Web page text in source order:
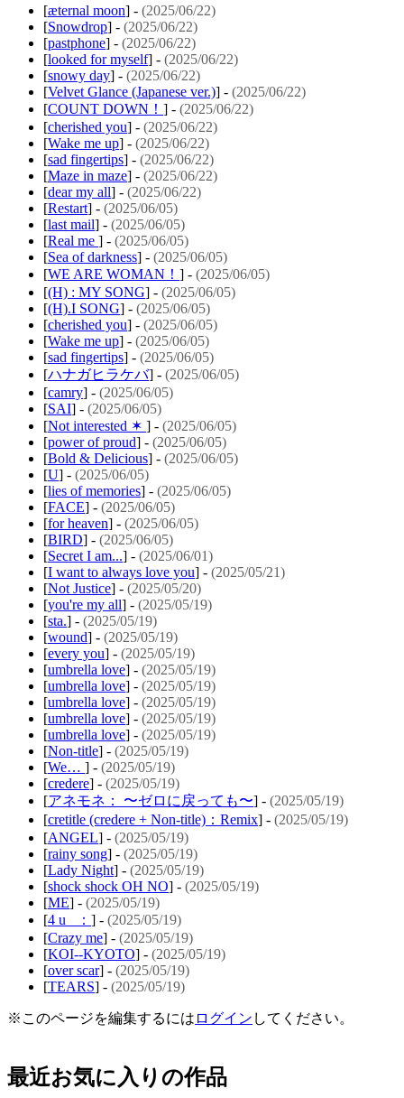
[æternal moon] - (2025/06/22)
[Snowdrop] - (2025/06/22)
[pastphone] - (2025/06/22)
[looked for myself] - (2025/06/22)
[snowy day] - (2025/06/22)
[Velvet Glance (Japanese ver.)] - (2025/06/22)
[COUNT DOWN！ ] - (2025/06/22)
[cherished you] - (2025/06/22)
[Wake me up] - (2025/06/22)
[sad fingertips] - (2025/06/22)
[Maze in maze] - (2025/06/22)
[dear my all] - (2025/06/22)
[Restart] - (2025/06/05)
[last mail] - (2025/06/05)
[Real me ] - (2025/06/05)
[Sea of darkness] - (2025/06/05)
[WE ARE WOMAN！ ] - (2025/06/05)
[(H) : MY SONG] - (2025/06/05)
[(H).I SONG] - (2025/06/05)
[cherished you] - (2025/06/05)
[Wake me up] - (2025/06/05)
[sad fingertips] - (2025/06/05)
[ハナガヒラケバ] - (2025/06/05)
[camry] - (2025/06/05)
[SAI] - (2025/06/05)
[Not interested ✶ ] - (2025/06/05)
[power of proud] - (2025/06/05)
[Bold & Delicious] - (2025/06/05)
[U] - (2025/06/05)
[lies of memories] - (2025/06/05)
[FACE] - (2025/06/05)
[for heaven] - (2025/06/05)
[BIRD] - (2025/06/05)
[Secret I am...] - (2025/06/01)
[I want to always love you] - (2025/05/21)
[Not Justice] - (2025/05/20)
[you're my all] - (2025/05/19)
[sta.] - (2025/05/19)
[wound] - (2025/05/19)
[every you] - (2025/05/19)
[umbrella love] - (2025/05/19)
[umbrella love] - (2025/05/19)
[umbrella love] - (2025/05/19)
[umbrella love] - (2025/05/19)
[umbrella love] - (2025/05/19)
[Non-title] - (2025/05/19)
[We… ] - (2025/05/19)
[credere] - (2025/05/19)
[アネモネ： 〜ゼロに戻っても〜] - (2025/05/19)
[cretitle (credere + Non-title)：Remix] - (2025/05/19)
[ANGEL] - (2025/05/19)
[rainy song] - (2025/05/19)
[Lady Night] - (2025/05/19)
[shock shock OH NO] - (2025/05/19)
[ME] - (2025/05/19)
[4 u _： ] - (2025/05/19)
[Crazy me] - (2025/05/19)
[KOI--KYOTO] - (2025/05/19)
[over scar] - (2025/05/19)
[TEARS] - (2025/05/19)
※このページを編集するには ログイン してください。
最近お気に入りの作品